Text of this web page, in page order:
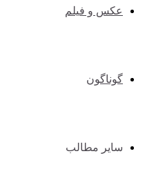
عکس و فیلم
گوناگون
سایر مطالب